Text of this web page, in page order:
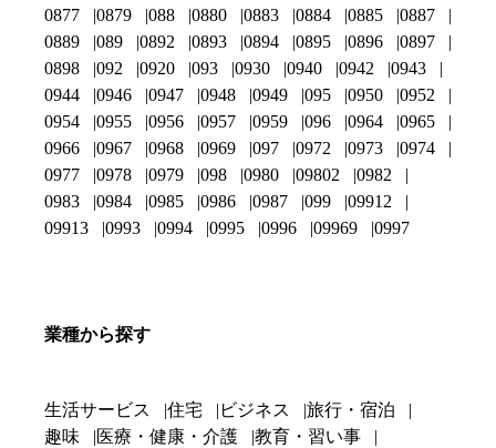
0877
0879 088 0880 0883 0884 0885
0887
0889
089 0892 0893 0894 0895 0896
0897
0898
092 0920 093 0930 0940 0942
0943
0944
0946 0947 0948 0949 095 0950
0952
0954
0955 0956 0957 0959 096 0964
0965
0966
0967 0968 0969 097 0972 0973
0974
0977
0978 0979 098 0980 09802
0982
0983
0984 0985 0986 0987 099
09912
09913
0993 0994 0995 0996 09969 0997
業種から探す
生活サービス 住宅 ビジネス
旅行・宿泊
趣味
医療・健康・介護
教育・習い事